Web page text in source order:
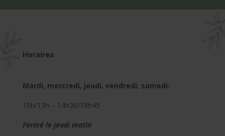
Horaires
Mardi, mercredi, jeudi, vendredi, samedi:
10h/13h – 14h30/18h45
Fermé le jeudi matin